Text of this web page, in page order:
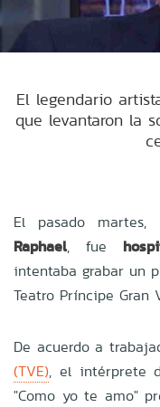
El legendario
que levantaron la
El pasado martes,
Raphael, fue
intentaba grabar un
Teatro Príncipe Gran
De acuerdo a
(TVE), el intérprete
"Como yo te amo"